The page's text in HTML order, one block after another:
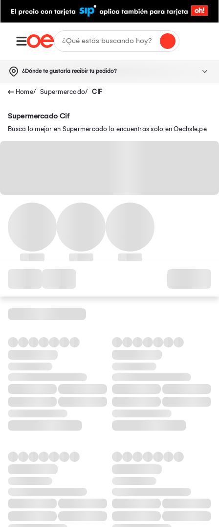
¿Dónde te gustaría recibir tu pedido?
Supermercado CIF
Supermercado Cif
Busca lo mejor en Supermercado lo encuentras solo en Oechsle.pe